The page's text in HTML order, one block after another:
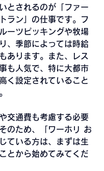
とされるのが「ファー
ラン」の仕事です。フ
ーツピッキングや牧場
、季節によっては時給
あります。また、レス
も人気で、特に大都市
く設定されていること
交通費も考慮する必要
のため、「ワーホリ お
ている方は、まずは生
とから始めてみてくだ